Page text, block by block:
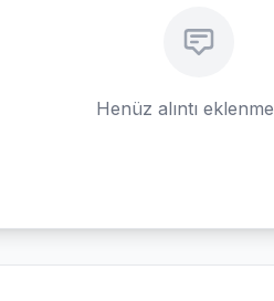
Henüz alıntı